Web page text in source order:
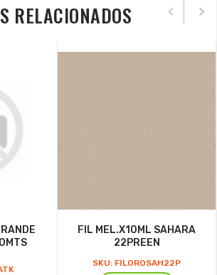
RELACIONADOS
FIL MEL.X10ML SAHARA
22PREEN
SKU: FILOROSAH22P